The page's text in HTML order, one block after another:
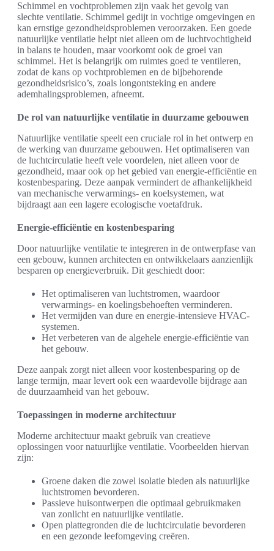
Schimmel en vochtproblemen zijn vaak het gevolg van
slechte ventilatie. Schimmel gedijt in vochtige omgevingen en
kan ernstige gezondheidsproblemen veroorzaken. Een goede
natuurlijke ventilatie helpt niet alleen om de luchtvochtigheid
in balans te houden, maar voorkomt ook de groei van
schimmel. Het is belangrijk om ruimtes goed te ventileren,
zodat de kans op vochtproblemen en de bijbehorende
gezondheidsrisico’s, zoals longontsteking en andere
ademhalingsproblemen, afneemt.
De rol van natuurlijke ventilatie in duurzame gebouwen
Natuurlijke ventilatie speelt een cruciale rol in het ontwerp en
de werking van duurzame gebouwen. Het optimaliseren van
de luchtcirculatie heeft vele voordelen, niet alleen voor de
gezondheid, maar ook op het gebied van energie-efficiëntie en
kostenbesparing. Deze aanpak vermindert de afhankelijkheid
van mechanische verwarmings- en koelsystemen, wat
bijdraagt aan een lagere ecologische voetafdruk.
Energie-efficiëntie en kostenbesparing
Door natuurlijke ventilatie te integreren in de ontwerpfase van
een gebouw, kunnen architecten en ontwikkelaars aanzienlijk
besparen op energieverbruik. Dit geschiedt door:
Het optimaliseren van luchtstromen, waardoor
verwarmings- en koelingsbehoeften verminderen.
Het vermijden van dure en energie-intensieve HVAC-
systemen.
Het verbeteren van de algehele energie-efficiëntie van
het gebouw.
Deze aanpak zorgt niet alleen voor kostenbesparing op de
lange termijn, maar levert ook een waardevolle bijdrage aan
de duurzaamheid van het gebouw.
Toepassingen in moderne architectuur
Moderne architectuur maakt gebruik van creatieve
oplossingen voor natuurlijke ventilatie. Voorbeelden hiervan
zijn:
Groene daken die zowel isolatie bieden als natuurlijke
luchtstromen bevorderen.
Passieve huisontwerpen die optimaal gebruikmaken
van zonlicht en natuurlijke ventilatie.
Open plattegronden die de luchtcirculatie bevorderen
en een gezonde leefomgeving creëren.